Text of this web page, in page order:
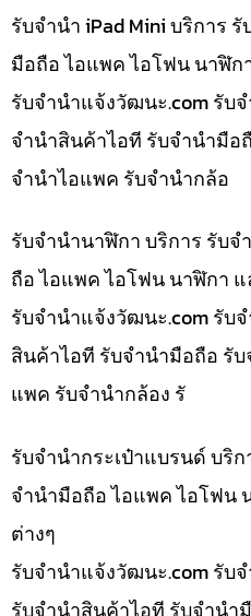
รับจำนำ iPad Mini บริการ
มือถือ ไอแพค ไอโฟน นาฬิก
รับจํานําแจ้งวัฒนะ.com รับ
จำนำสินค้าไอที รับจำนำมือ
จำนำไอแพค รับจำนำกล้อ
รับจำนำนาฬิกา บริการ รับ
ถือ ไอแพค ไอโฟน นาฬิกา
รับจํานําแจ้งวัฒนะ.com รับ
สินค้าไอที รับจำนำมือถือ รั
แพค รับจำนำกล้อง รั
รับจำนำกระเป๋าแบรนด์ บริ
จำนำมือถือ ไอแพค ไอโฟน
ต่างๆ
รับจํานําแจ้งวัฒนะ.com รับ
รับจำนำสินค้าไอที รับจำนำ